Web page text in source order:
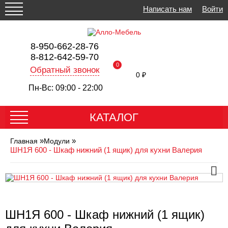
Написать нам Войти
8-950-662-28-76
8-812-642-59-70
Обратный звонок
Пн-Вс: 09:00 - 22:00
0
0 ₽
КАТАЛОГ
Главная »Модули »
ШН1Я 600 - Шкаф нижний (1 ящик) для кухни Валерия
ШН1Я 600 - Шкаф нижний (1 ящик)